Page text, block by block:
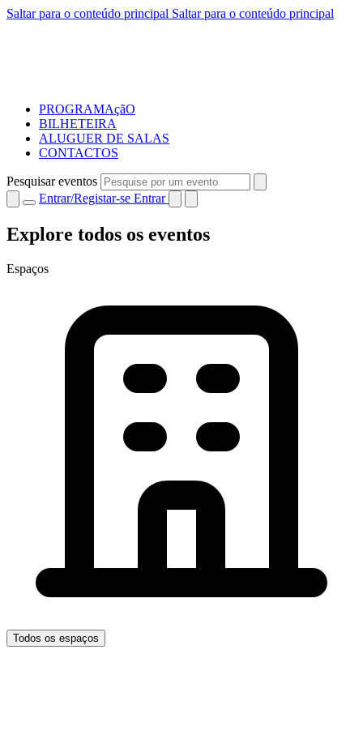
Saltar para o conteúdo principal Saltar para o conteúdo principal
PROGRAMAçãO
BILHETEIRA
ALUGUER DE SALAS
CONTACTOS
Pesquisar eventos
Entrar/Registar-se Entrar
Explore todos os eventos
Espaços
Todos os espaços